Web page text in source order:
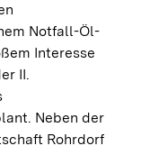
Notfall-Öl-
Interesse
II.
Neben der
Rohrdorf